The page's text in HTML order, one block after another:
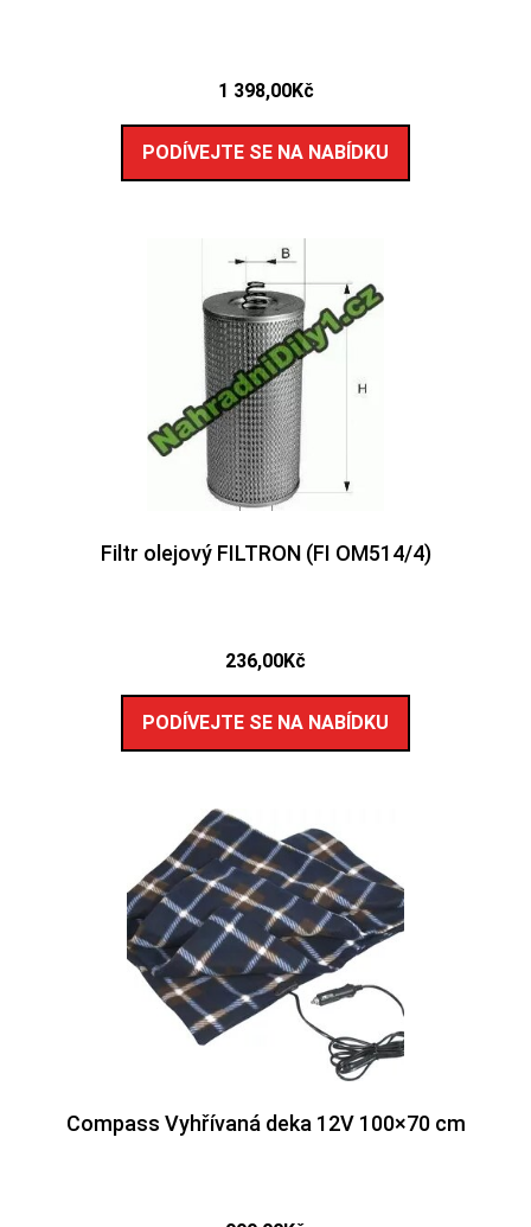
1 398,00Kč
PODÍVEJTE SE NA NABÍDKU
Filtr olejový FILTRON (FI OM514/4)
236,00Kč
PODÍVEJTE SE NA NABÍDKU
Compass Vyhřívaná deka 12V 100×70 cm